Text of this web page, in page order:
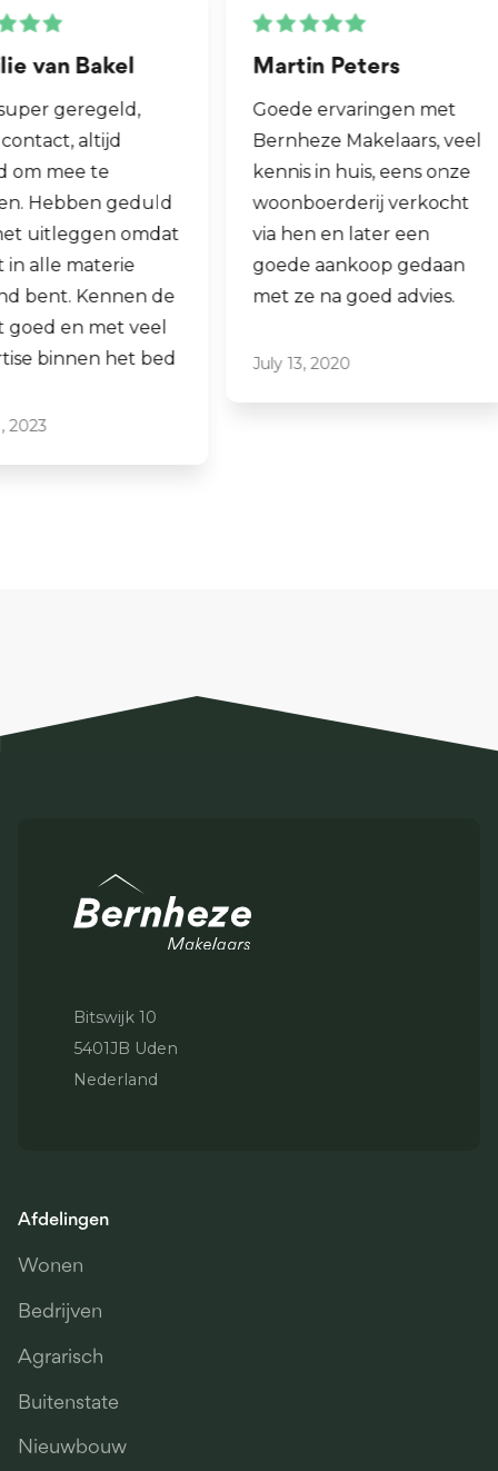
Martin Peters
Goede ervaringen met
Bernheze Makelaars, veel
kennis in huis, eens onze
woonboerderij verkocht
via hen en later een
goede aankoop gedaan
met ze na goed advies.
July 13, 2020
Henk van
Fijne makelaar.
al mijn 2e
hen laten
ook een
aankopen.
Laagdrempelig
professioneel, ik
Bitswijk 10
5401JB Uden
Nederland
Afdelingen
Wonen
Bedrijven
Agrarisch
Buitenstate
Nieuwbouw